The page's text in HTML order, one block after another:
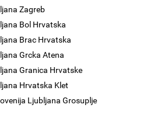
Zagreb
Bol Hrvatska
Brac Hrvatska
Grcka Atena
Granica Hrvatske
Hrvatska Klet
Ljubljana Grosuplje